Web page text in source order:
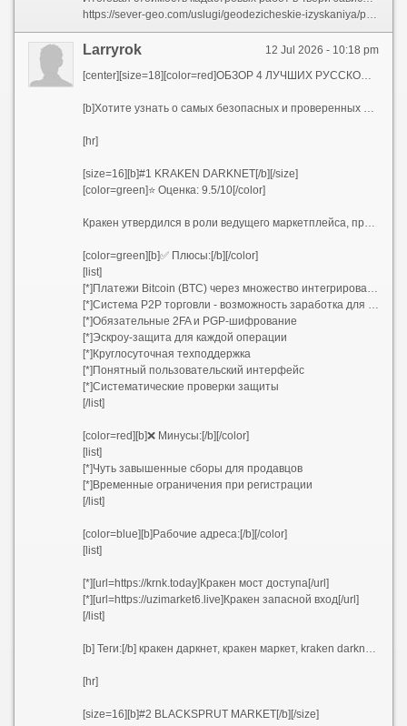
https://sever-geo.com/uslugi/geodezicheskie-izyskaniya/poderevnaya-semka/
12 Jul 2026 - 10:18 pm
Larryrok
[b]Хотите узнать о самых безопасных и проверенных русскоязычных даркнет маркетплейсах 2026 года?[/b] Представляем подробный анализ четырех лидирующих платформ, которые контролируют подпольный рынок в России, Украине, Беларуси, Казахстане и прочих странах СНГ.
[hr]
[size=16][b]#1 KRAKEN DARKNET[/b][/size]
[color=green]⭐ Оценка: 9.5/10[/color]
Кракен утвердился в роли ведущего маркетплейса, предлагая наиболее широкий ассортимент и надёжную защиту. Свыше 50 тысяч активных предложений и армейское шифрование превращают его в первоочередной выбор для опытных пользователей.
[color=green][b]✅ Плюсы:[/b][/color]
[list]
[*]Платежи Bitcoin (BTC) через множество интегрированных обменников
[*]Система P2P торговли - возможность заработка для продавцов
[*]Обязательные 2FA и PGP-шифрование
[*]Эскроу-защита для каждой операции
[*]Круглосуточная техподдержка
[*]Понятный пользовательский интерфейс
[*]Систематические проверки защиты
[/list]
[color=red][b]❌ Минусы:[/b][/color]
[list]
[*]Чуть завышенные сборы для продавцов
[*]Временные ограничения при регистрации
[/list]
[color=blue][b]Рабочие адреса:[/b][/color]
[list]
[*][url=https://krnk.today]Кракен мост доступа[/url]
[*][url=https://uzimarket6.live]Кракен запасной вход[/url]
[/list]
[b] Теги:[/b] кракен даркнет, кракен маркет, kraken darknet, kraken market, kraken onion, kraken tor, kraken marketplace, kraken official, krab4 cc, krab4 at, krab3, krab3 cc, krab1 cc, krab1 at, krab2 cc, krab2 at
[hr]
[size=16][b]#2 BLACKSPRUT MARKET[/b][/size]